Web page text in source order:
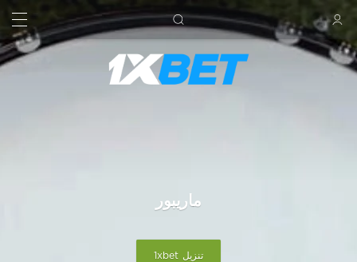
بحث
ماريبور
تنزيل 1xbet